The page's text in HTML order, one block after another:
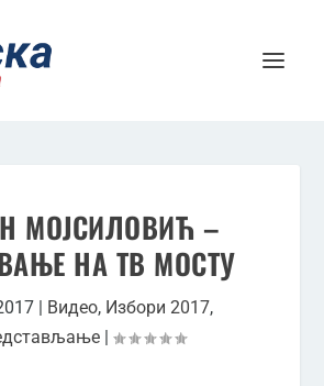
МОЈСИЛОВИЋ –
НА ТВ МОСТУ
| Видео, Избори 2017,
|